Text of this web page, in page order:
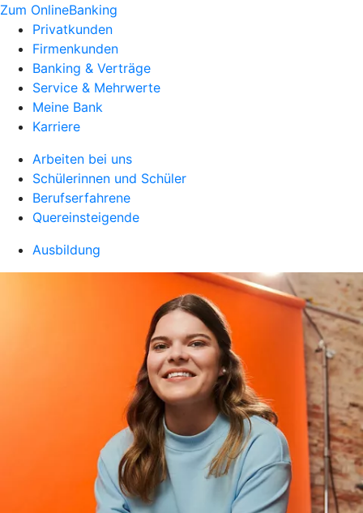
Zum OnlineBanking
Privatkunden
Firmenkunden
Banking & Verträge
Service & Mehrwerte
Meine Bank
Karriere
Arbeiten bei uns
Schülerinnen und Schüler
Berufserfahrene
Quereinsteigende
Ausbildung